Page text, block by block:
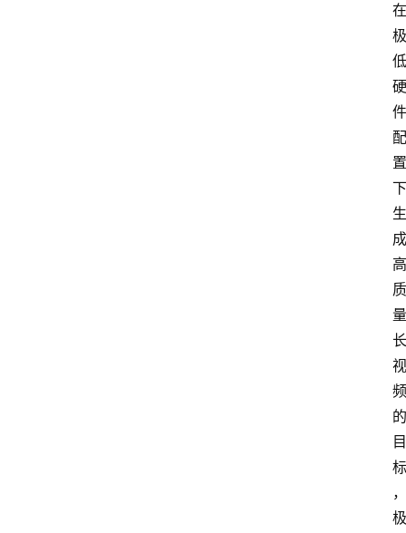
在
极
低
硬
件
配
置
下
生
成
高
质
量
长
视
频
的
目
标
，
极